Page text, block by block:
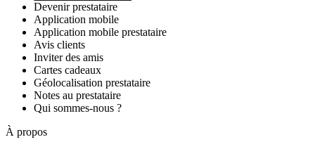
Devenir prestataire
Application mobile
Application mobile prestataire
Avis clients
Inviter des amis
Cartes cadeaux
Géolocalisation prestataire
Notes au prestataire
Qui sommes-nous ?
À propos